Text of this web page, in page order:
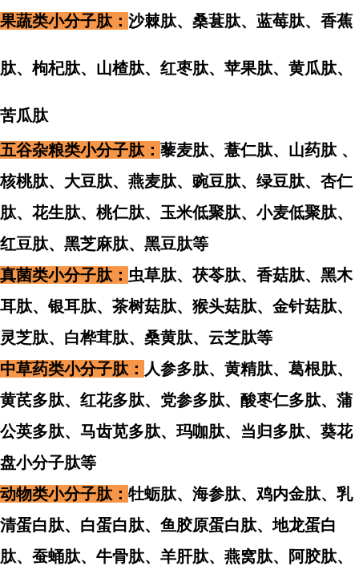
果蔬类小分子肽： 沙棘肽、桑葚肽、蓝莓肽、香蕉
肽、枸杞肽、山楂肽、红枣肽、苹果肽、黄瓜肽、
苦瓜肽
五谷杂粮类小分子肽： 藜麦肽、薏仁肽、山药肽 、
核桃肽、大豆肽、燕麦肽、豌豆肽、绿豆肽、杏仁
肽、 花生肽、 桃仁肽、玉米低聚肽、小麦低聚肽、
红豆肽、黑芝麻肽、黑豆肽等
真菌类小分子肽： 虫草肽、茯苓肽、香菇肽、黑木
耳肽、银耳肽、茶树菇肽、猴头菇肽、金针菇肽、
灵芝肽、白桦茸肽、桑黄肽、云芝肽等
中草药类小分子肽： 人参多肽、黄精肽、葛根肽、
黄芪多肽、红花多肽、党参多肽、酸枣仁多肽、蒲
公英多肽、马齿苋多肽、玛咖肽、当归多肽、葵花
盘小分子肽等
动物类小分子肽： 牡蛎肽、海参肽、鸡内金肽、乳
清蛋白肽、白蛋白肽、鱼胶原蛋白肽、地龙蛋白
肽、蚕蛹肽、牛骨肽、羊肝肽、燕窝肽、阿胶肽、